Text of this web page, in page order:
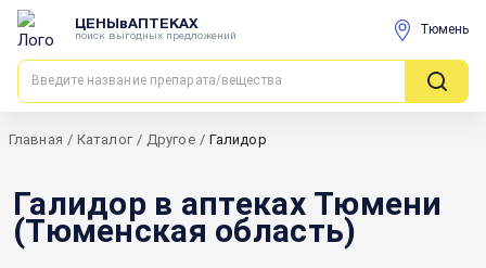
ЦЕНЫвАПТЕКАХ
поиск выгодных предложений Тюмень
Главная / Каталог / Другое / Галидор
Галидор в аптеках Тюмени
(Тюменская область)